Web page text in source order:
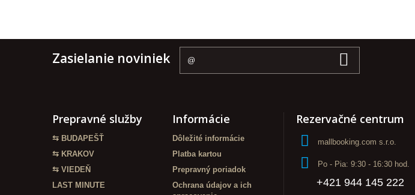
Zasielanie noviniek
Prepravné služby
⇆ BUDAPEŠŤ
⇆ KRAKOV
⇆ VIEDEŇ
LAST MINUTE
Informácie
Dôležité informácie
Platba kartou
Prepravný poriadok
Ochrana údajov a ich
Rezervačné centrum
mallbooking.com s.r.o.
Po - Pia: 9:30 - 16:30 hod.
+421 944 145 222